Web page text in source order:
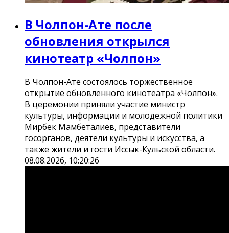
В Чолпон-Ате после
обновления открылся
кинотеатр «Чолпон»
В Чолпон-Ате состоялось торжественное
открытие обновленного кинотеатра «Чолпон».
В церемонии приняли участие министр
культуры, информации и молодежной политики
Мирбек Мамбеталиев, представители
госорганов, деятели культуры и искусства, а
также жители и гости Иссык-Кульской области.
08.08.2026, 10:20:26